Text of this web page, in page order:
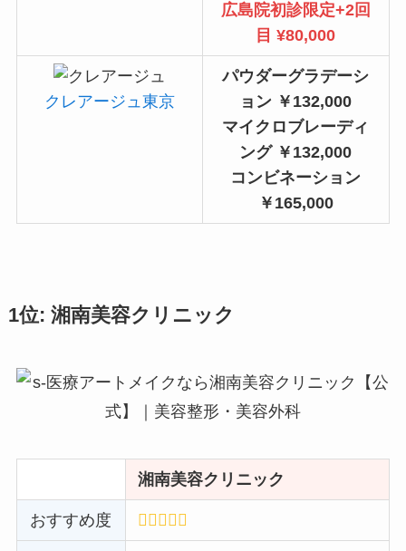
広島院初診限定+2回
目 ¥80,000
クレアージュ東京
パウダーグラデーシ
ョン ￥132,000
マイクロブレーディ
ング ￥132,000
コンビネーション
￥165,000
1位: 湘南美容クリニック
湘南美容クリニック
おすすめ度